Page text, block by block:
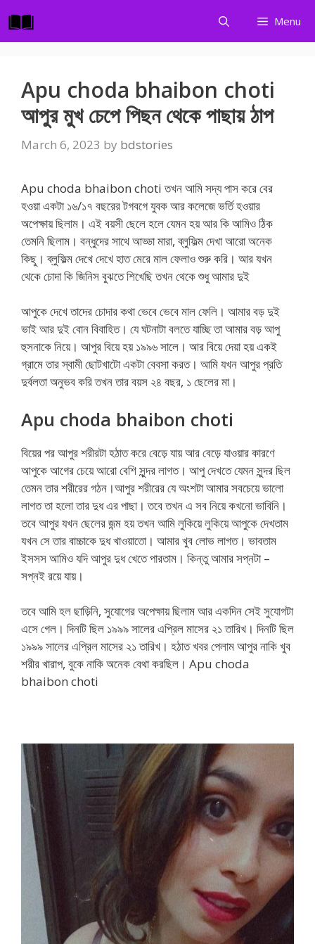
to
content
Menu
Apu choda bhaibon choti
আপুর মুখ চেপে পিছন থেকে পাছায় ঠাপ
March 6, 2023 by bdstories
Apu choda bhaibon choti তখন আমি সদ্য পাস করে বের
হওয়া একটা ১৬/১৭ বছরের টগবগে যুবক আর কলেজে ভর্তি হওয়ার
অপেক্ষায় ছিলাম। এই বয়সী ছেলে হলে যেমন হয় আর কি আমিও ঠিক
তেমনি ছিলাম। বন্ধুদের সাথে আড্ডা মারা, ব্লুফিল্ম দেখা আরো অনেক
কিছু। ব্লুফিল্ম দেখে দেখে হাত মেরে মাল ফেলাও শুরু করি। আর যখন
থেকে চোদা কি জিনিস বুঝতে শিখেছি তখন থেকে শুধু আমার দুই
আপুকে দেখে তাদের চোদার কথা ভেবে ভেবে মাল ফেলি। আমার বড় দুই
ভাই আর দুই বোন বিবাহিত। যে ঘটনাটা বলতে যাচ্ছি তা আমার বড় আপু
হুসনাকে নিয়ে। আপুর বিয়ে হয় ১৯৯৬ সালে। আর বিয়ে দেয়া হয় একই
গ্রামে তার স্বামী ছোটখাটো একটা বেবসা করত। আমি যখন আপুর প্রতি
দুর্বলতা অনুভব করি তখন তার বয়স ২৪ বছর, ১ ছেলের মা।
Apu choda bhaibon choti
বিয়ের পর আপুর শরীরটা হঠাত করে বেড়ে যায় আর বেড়ে যাওয়ার কারণে
আপুকে আগের চেয়ে আরো বেশি সুন্দর লাগত। আপু দেখতে যেমন সুন্দর ছিল
তেমন তার শরীরের গঠন।আপুর শরীরের যে অংশটা আমার সবচেয়ে ভালো
লাগত তা হলো তার দুধ এর পাছা। তবে তখন এ সব নিয়ে কখনো ভাবিনি।
তবে আপুর যখন ছেলের জন্ম হয় তখন আমি লুকিয়ে লুকিয়ে আপুকে দেখতাম
যখন সে তার বাচ্চাকে দুধ খাওয়াতো। আমার খুব লোভ লাগত। ভাবতাম
ইসসস আমিও যদি আপুর দুধ খেতে পারতাম। কিন্তু আমার সপ্নটা –
সপ্নই রয়ে যায়।
তবে আমি হল ছাড়িনি, সুযোগের অপেক্ষায় ছিলাম আর একদিন সেই সুযোগটা
এসে গেল। দিনটি ছিল ১৯৯৯ সালের এপ্রিল মাসের ২১ তারিখ। দিনটি ছিল
১৯৯৯ সালের এপ্রিল মাসের ২১ তারিখ। হঠাত খবর পেলাম আপুর নাকি খুব
শরীর খারাপ, বুকে নাকি অনেক বেথা করছিল। Apu choda
bhaibon choti